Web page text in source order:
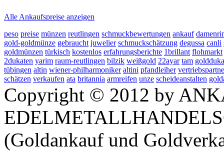
Alle Ankaufspreise anzeigen
peso preise münzen reutlingen schmuckbewertungen ankauf
gold-goldmünze gebraucht juwelier schmuckschätzung degussa canli
goldmünzen türkisch kostenlos erfahrungsberichte 1brillant flohmarkt
2dukaten yarim raum-reutlingen bilzik weißgold 22ayar tam
tübingen altin wiener-philharmoniker altini pfandleiher
schätzen verkaufen ata britannia armreifen unze scheideanstalten
Copyright © 2012 by
(Goldankauf und